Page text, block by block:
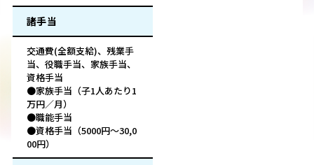
諸手当
交通費(全額支給)、残業手
当、役職手当、家族手当、
資格手当
●家族手当（子1人あたり1
万円／月）
●職能手当
●資格手当（5000円～30,0
00円）